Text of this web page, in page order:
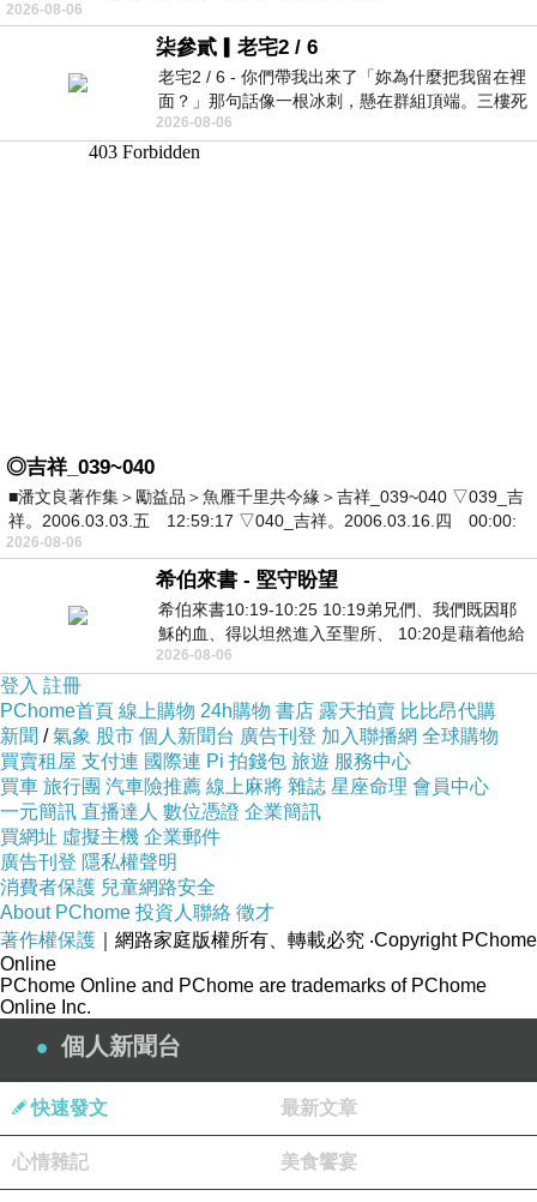
2026-08-06
柒參貳▎老宅2 / 6
老宅2 / 6 - 你們帶我出來了「妳為什麼把我留在裡
面？」那句話像一根冰刺，懸在群組頂端。三樓死
死盯著照片裡的人。那個人確實站在
2026-08-06
◎吉祥_039~040
■潘文良著作集＞勵益品＞魚雁千里共今緣＞吉祥_039~040 ▽039_吉
祥。2006.03.03.五 12:59:17 ▽040_吉祥。2006.03.16.四 00:00:
2026-08-06
希伯來書 - 堅守盼望
希伯來書10:19-10:25 10:19弟兄們、我們既因耶
穌的血、得以坦然進入至聖所、 10:20是藉着他給
我們開了一條又新又活的路從幔子經過
2026-08-06
登入 註冊
PChome首頁 線上購物 24h購物 書店 露天拍賣 比比昂代購
新聞 /氣象 股市 個人新聞台 廣告刊登 加入聯播網 全球購物
買賣租屋 支付連 國際連 Pi 拍錢包 旅遊 服務中心
買車 旅行團 汽車險推薦 線上麻將 雜誌 星座命理 會員中心
一元簡訊 直播達人 數位憑證 企業簡訊
買網址 虛擬主機 企業郵件
廣告刊登 隱私權聲明
消費者保護 兒童網路安全
About PChome 投資人聯絡 徵才
著作權保護 ｜網路家庭版權所有、轉載必究 ‧Copyright PChome
Online
PChome Online and PChome are trademarks of PChome
Online Inc.
個人新聞台
快速發文 最新文章
心情雜記 美食饗宴